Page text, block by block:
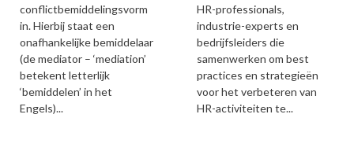
conflictbemiddelingsvorm
in. Hierbij staat een
onafhankelijke bemiddelaar
(de mediator – ‘mediation’
betekent letterlijk
‘bemiddelen’ in het
Engels)...
HR-professionals,
industrie-experts en
bedrijfsleiders die
samenwerken om best
practices en strategieën
voor het verbeteren van
HR-activiteiten te...